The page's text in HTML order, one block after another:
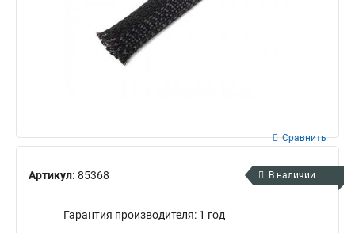
Артикул: 85368
Сравнить
В наличии
Гарантия производителя: 1 год